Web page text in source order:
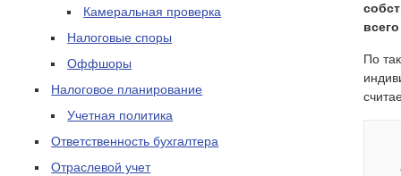
Камеральная проверка
Налоговые споры
Оффшоры
Налоговое планирование
Учетная политика
Ответственность бухгалтера
Отраслевой учет
По